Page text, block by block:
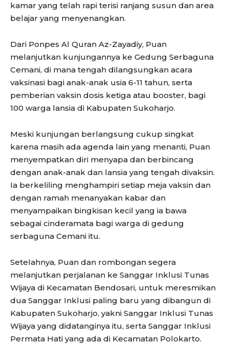
kamar yang telah rapi terisi ranjang susun dan area
belajar yang menyenangkan.
Dari Ponpes Al Quran Az-Zayadiy, Puan
melanjutkan kunjungannya ke Gedung Serbaguna
Cemani, di mana tengah dilangsungkan acara
vaksinasi bagi anak-anak usia 6-11 tahun, serta
pemberian vaksin dosis ketiga atau booster, bagi
100 warga lansia di Kabupaten Sukoharjo.
Meski kunjungan berlangsung cukup singkat
karena masih ada agenda lain yang menanti, Puan
menyempatkan diri menyapa dan berbincang
dengan anak-anak dan lansia yang tengah divaksin.
Ia berkeliling menghampiri setiap meja vaksin dan
dengan ramah menanyakan kabar dan
menyampaikan bingkisan kecil yang ia bawa
sebagai cinderamata bagi warga di gedung
serbaguna Cemani itu.
Setelahnya, Puan dan rombongan segera
melanjutkan perjalanan ke Sanggar Inklusi Tunas
Wijaya di Kecamatan Bendosari, untuk meresmikan
dua Sanggar Inklusi paling baru yang dibangun di
Kabupaten Sukoharjo, yakni Sanggar Inklusi Tunas
Wijaya yang didatanginya itu, serta Sanggar Inklusi
Permata Hati yang ada di Kecamatan Polokarto.